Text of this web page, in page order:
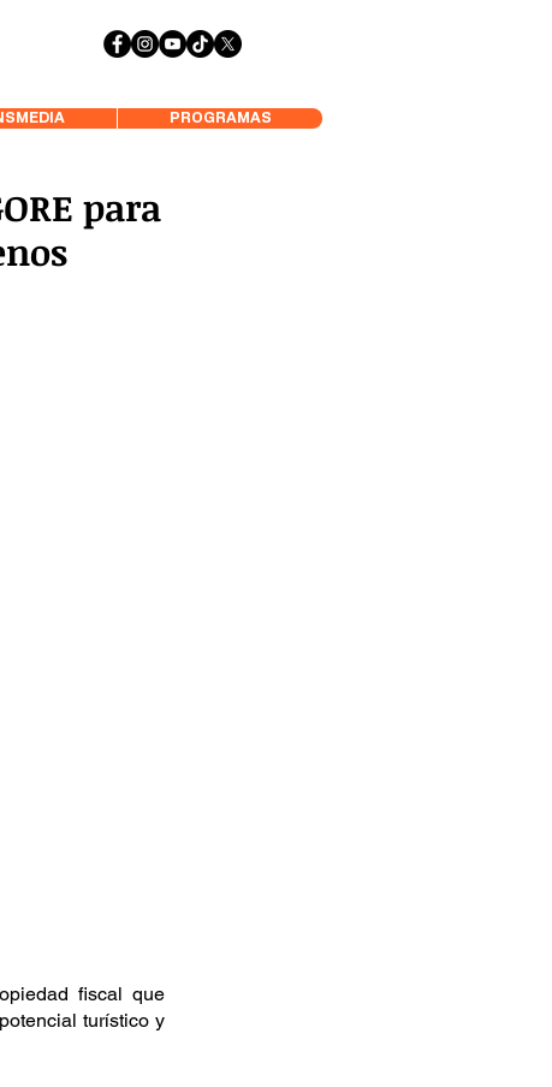
PROGRAMAS
para
fiscal que
turístico y